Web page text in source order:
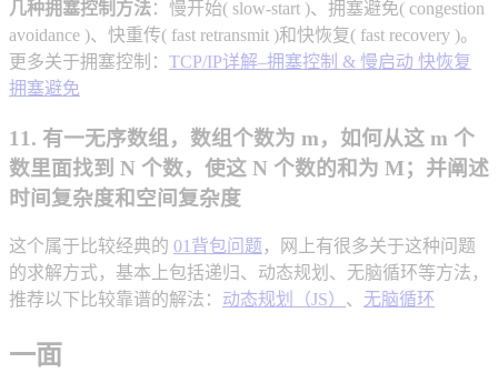
几种拥塞控制方法：慢开始( slow-start )、拥塞避免( congestion
avoidance )、快重传( fast retransmit )和快恢复( fast recovery )。
更多关于拥塞控制： TCP/IP详解–拥塞控制 & 慢启动 快恢复
拥塞避免
11. 有一无序数组，数组个数为 m，如何从这 m 个
数里面找到 N 个数，使这 N 个数的和为 M；并阐述
时间复杂度和空间复杂度
这个属于比较经典的 01背包问题 ，网上有很多关于这种问题
的求解方式，基本上包括递归、动态规划、无脑循环等方法，
推荐以下比较靠谱的解法： 动态规划（JS） 、 无脑循环
一面